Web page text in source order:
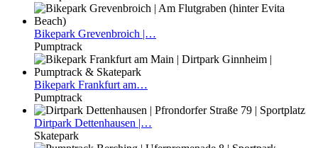
Bikepark Grevenbroich |…
Pumptrack
Bikepark Frankfurt am…
Pumptrack
Dirtpark Dettenhausen |…
Skatepark